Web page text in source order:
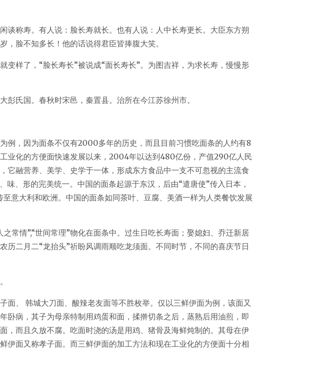
谈称寿。有人说：脸长寿就长。也有人说：人中长寿更长。大臣东方朔
，脸不知多长！他的话说得君臣皆捧腹大笑。
变样了，“脸长寿长”被说成“面长寿长”。为图吉祥，为求长寿，慢慢形
彭氏国。春秋时宋邑，秦置县。治所在今江苏徐州市。
例，因为面条不仅有2000多年的历史，而且目前习惯吃面条的人约有8
业化的方便面快速发展以来，2004年以达到480亿份，产值290亿人民
它融营养、美学、史学于一体，形成东方食品中一支不可忽视的主流食
、形的完美统一。中国的面条起源于东汉，后由“遣唐使”传入日本，
意大利和欧洲。中国的面条如同茶叶、豆腐、美酒一样为人类餐饮发展
常情”,“世间常理”物化在面条中。过生日吃长寿面；娶媳妇、乔迁新居
历二月二“龙抬头”祈盼风调雨顺吃龙须面。不同时节，不同的喜庆节日
面、 韩城大刀面、酸辣老友面等不胜枚举。仅以三鲜伊面为例，该面又
卧病，其子为母亲特制用鸡蛋和面，揉擀切条之后，蒸熟后用油煎，即
，而且久放不腐。吃面时浇的汤是用鸡、猪骨及海鲜炖制的。其母在伊
伊面又称孝子面。而三鲜伊面的加工方法和现在工业化的方便面十分相